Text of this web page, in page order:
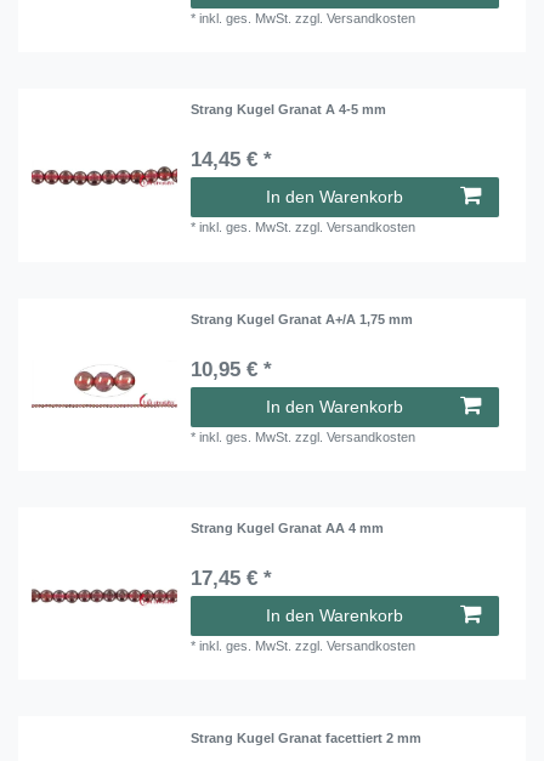
*inkl. ges. MwSt. zzgl.Versandkosten
Strang Kugel Granat A 4-5 mm
14,45 € *
In den Warenkorb
*inkl. ges. MwSt. zzgl.Versandkosten
Strang Kugel Granat A+/A 1,75 mm
10,95 € *
In den Warenkorb
*inkl. ges. MwSt. zzgl.Versandkosten
Strang Kugel Granat AA 4 mm
17,45 € *
In den Warenkorb
*inkl. ges. MwSt. zzgl.Versandkosten
Strang Kugel Granat facettiert 2 mm